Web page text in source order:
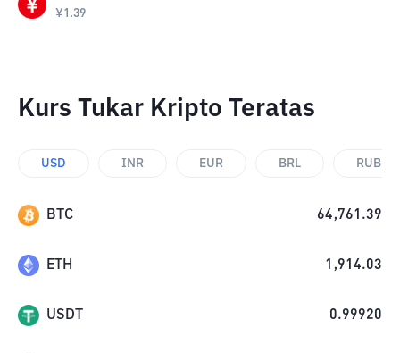
¥1.39
Kurs Tukar Kripto Teratas
USD INR EUR BRL RUB
BTC 64,761.39
ETH 1,914.03
USDT 0.99920